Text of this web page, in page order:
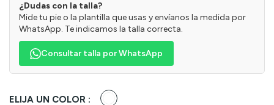
¿Dudas con la talla?
Mide tu pie o la plantilla que usas y envíanos la medida por
WhatsApp. Te indicamos la talla correcta.
Consultar talla por WhatsApp
ELIJA UN COLOR : Blanco